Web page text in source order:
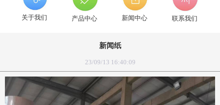
关于我们 产品中心 新闻中心 联系我们
新闻纸
23/09/13 16:40:09